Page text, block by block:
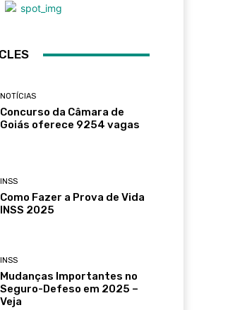
NOTÍCIAS
Concurso da Câmara de
Goiás oferece 9254 vagas
INSS
Como Fazer a Prova de Vida
INSS 2025
INSS
Mudanças Importantes no
Seguro-Defeso em 2025 –
Veja